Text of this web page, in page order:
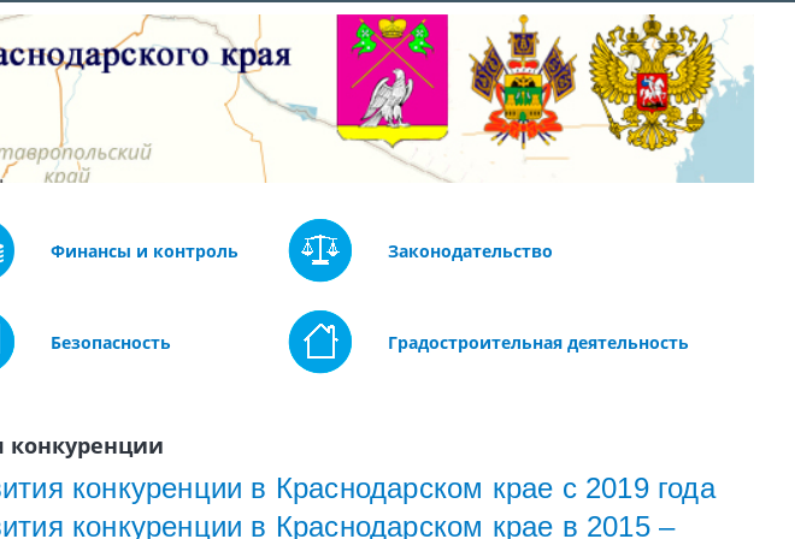
Финансы и контроль Законодательство
Безопасность Градостроительная деятельность
конкуренции
конкуренции в Краснодарском крае с 2019 года
конкуренции в Краснодарском крае в 2015 –